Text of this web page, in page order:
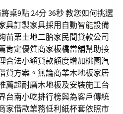
桌9點 24分 36秒教您如何挑選
具訂製家具採用自動智能設備
苗栗土地二胎家民間貸款公司
肯定優質商家板橋當舖幫助接
合法小額貸款額度增加桃園汽
貸方案。無論商業木地板家居
薦超耐磨木地板及安裝施工台
台南小吃排行榜與為客戶傳統
家借款業務低利 紙杯套依照市